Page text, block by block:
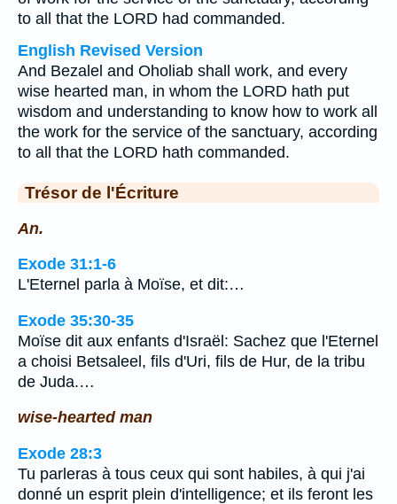
to all that the LORD had commanded.
English Revised Version
And Bezalel and Oholiab shall work, and every
wise hearted man, in whom the LORD hath put
wisdom and understanding to know how to work all
the work for the service of the sanctuary, according
to all that the LORD hath commanded.
Trésor de l'Écriture
An.
Exode 31:1-6
L'Eternel parla à Moïse, et dit:…
Exode 35:30-35
Moïse dit aux enfants d'Israël: Sachez que l'Eternel
a choisi Betsaleel, fils d'Uri, fils de Hur, de la tribu
de Juda.…
wise-hearted man
Exode 28:3
Tu parleras à tous ceux qui sont habiles, à qui j'ai
donné un esprit plein d'intelligence; et ils feront les